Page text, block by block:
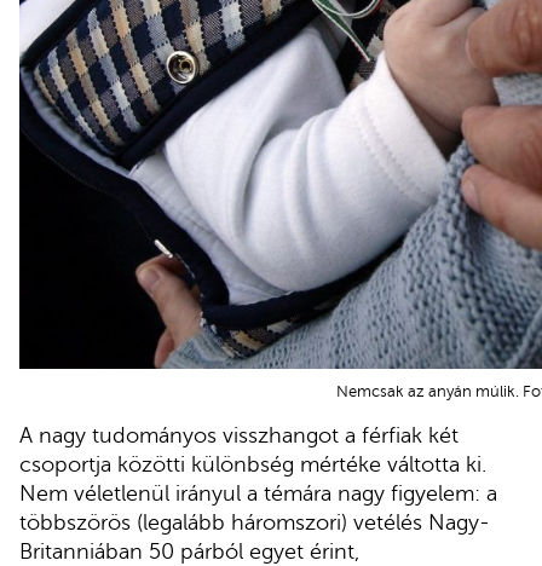
Nemcsak az anyán múlik.
A nagy tudományos visszhangot a férfiak két
csoportja közötti különbség mértéke váltotta ki.
Nem véletlenül irányul a témára nagy figyelem: a
többszörös (legalább háromszori) vetélés Nagy-
Britanniában 50 párból egyet érint,